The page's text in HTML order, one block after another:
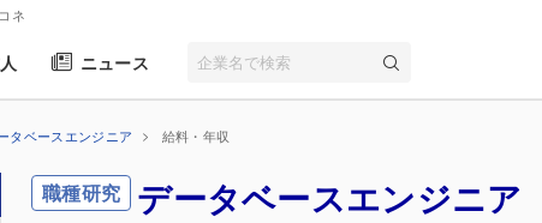
ネ
ニュース
タベースエンジニア 給料・年収
職種研究 データベースエンジニア